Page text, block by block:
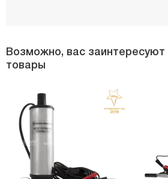
Возможно, вас
товары